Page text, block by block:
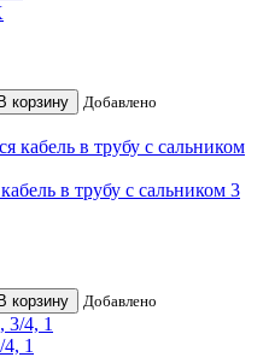
В корзину Добавлено
в трубу с сальником 3
В корзину Добавлено
1